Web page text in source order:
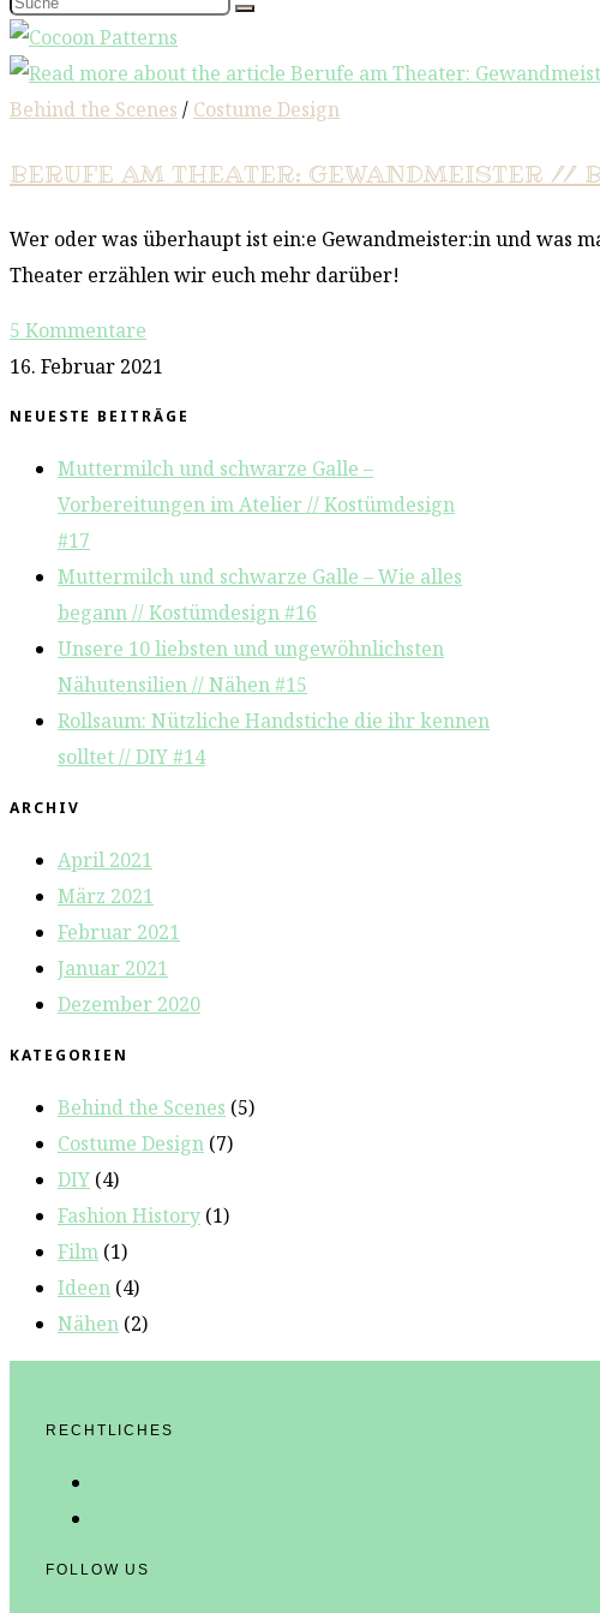
Behind the Scenes / Costume Design
BERUFE AM THEATER: GEWANDMEISTER //
Wer oder was überhaupt ist ein:e Gewandmeister:in und was
Theater erzählen wir euch mehr darüber!
5 Kommentare
16. Februar 2021
NEUESTE BEITRÄGE
Muttermilch und schwarze Galle –
Vorbereitungen im Atelier // Kostümdesign
#17
Muttermilch und schwarze Galle – Wie alles
begann // Kostümdesign #16
Unsere 10 liebsten und ungewöhnlichsten
Nähutensilien // Nähen #15
Rollsaum: Nützliche Handstiche die ihr kennen
solltet // DIY #14
ARCHIV
April 2021
März 2021
Februar 2021
Januar 2021
Dezember 2020
KATEGORIEN
Behind the Scenes (5)
Costume Design (7)
DIY (4)
Fashion History (1)
Film (1)
Ideen (4)
Nähen (2)
RECHTLICHES
FOLLOW US